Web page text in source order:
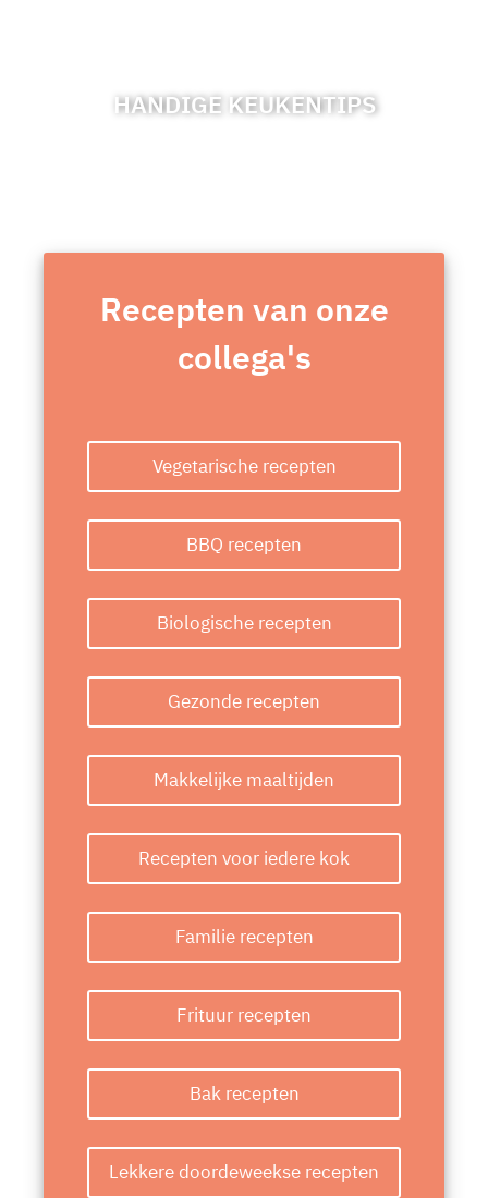
HANDIGE KEUKENTIPS
Recepten van onze
collega's
Vegetarische recepten
BBQ recepten
Biologische recepten
Gezonde recepten
Makkelijke maaltijden
Recepten voor iedere kok
Familie recepten
Frituur recepten
Bak recepten
Lekkere doordeweekse recepten